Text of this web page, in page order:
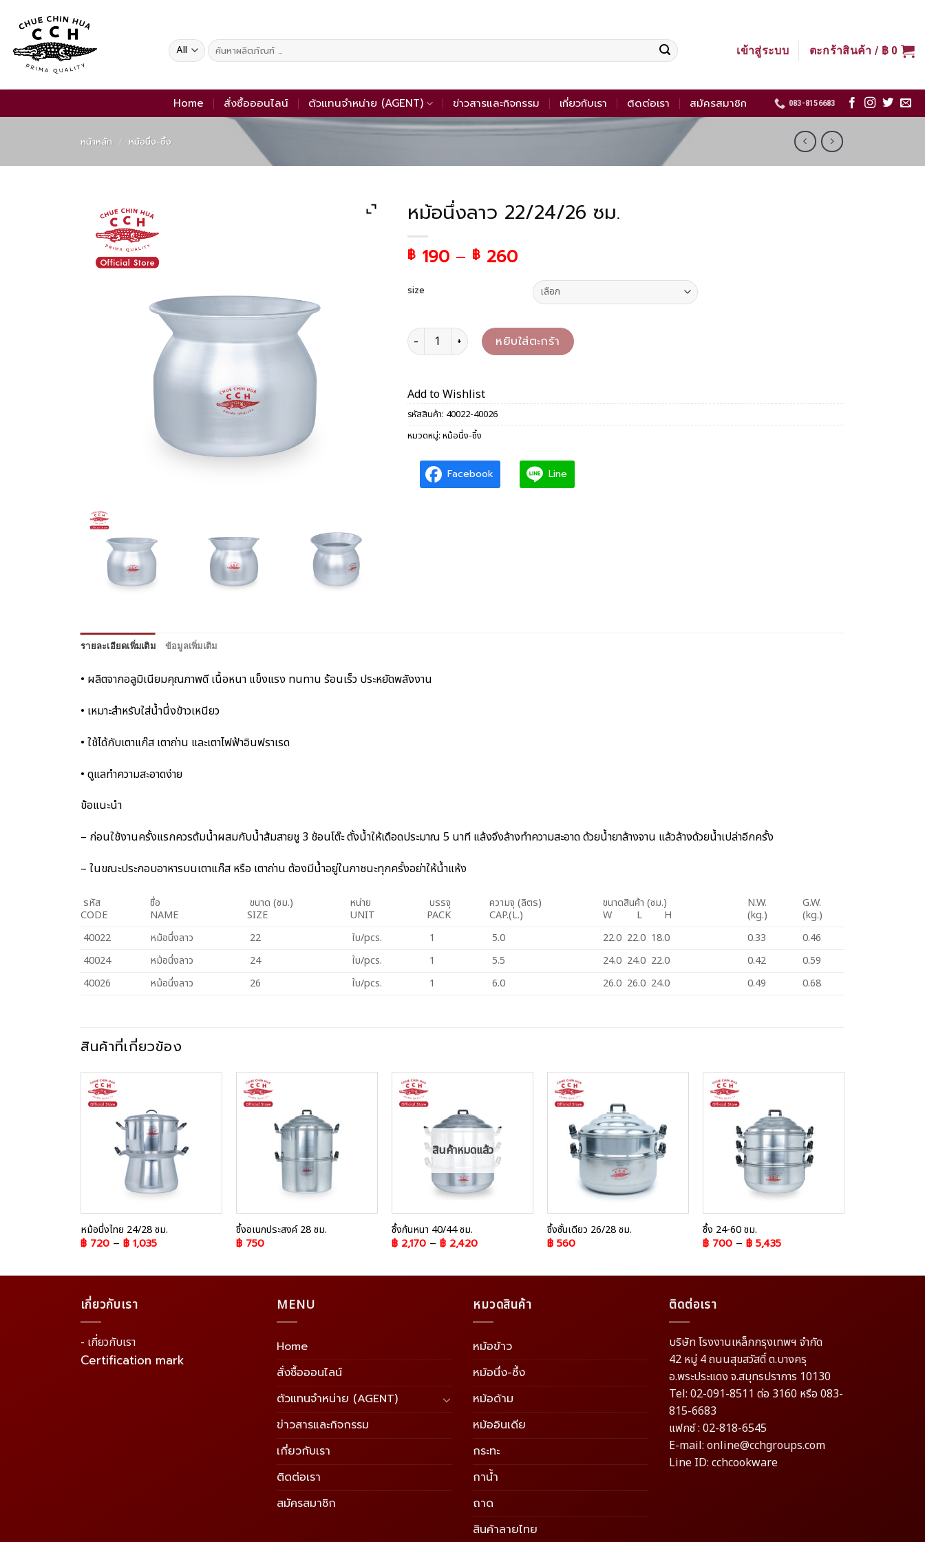
content
ค้นหา: เข้าสู่ระบบ ตะกร้าสินค้า / ฿ 0
Home สั่งซื้อออนไลน์ ตัวแทนจำหน่าย (AGENT) ข่าวสารและกิจกรรม เกี่ยวกับเรา ติดต่อเรา สมัครสมาชิก 083-8156683
หน้าหลัก / หม้อนึ่ง-ซึ้ง
หม้อนึ่งลาว 22/24/26 ซม.
฿ 190 – ฿ 260
size
จำนวน หม้อนึ่งลาว 22/24/26 ซม. ชิ้น
หยิบใส่ตะกร้า
Add to Wishlist
รหัสสินค้า: 40022-40026
หมวดหมู่: หม้อนึ่ง-ซึ้ง
Facebook Line
รายละเอียดเพิ่มเติม ข้อมูลเพิ่มเติม
• ผลิตจากอลูมิเนียมคุณภาพดี เนื้อหนา แข็งแรง ทนทาน ร้อนเร็ว ประหยัดพลังงาน
• เหมาะสำหรับใส่น้ำนึ่งข้าวเหนียว
• ใช้ได้กับเตาแก๊ส เตาถ่าน และเตาไฟฟ้าอินฟราเรด
• ดูแลทำความสะอาดง่าย
ข้อแนะนำ
– ก่อนใช้งานครั้งแรกควรต้มน้ำผสมกับน้ำส้มสายชู 3 ช้อนโต๊ะ ตั้งน้ำให้เดือดประมาณ 5 นาที แล้งจึงล้างทำความสะอาด ด้วยน้ำยาล้างจาน แล้วล้างด้วยน้ำเปล่าอีกครั้ง
– ในขณะประกอบอาหารบนเตาแก๊ส หรือ เตาถ่าน ต้องมีน้ำอยู่ในภาชนะทุกครั้งอย่าให้น้ำแห้ง
รหัส
CODE
ชื่อ
NAME
ขนาด (ซม.)
SIZE
หน่าย
UNIT
บรรจุ
PACK
ความจุ (ลิตร)
CAP.(L.)
ขนาดสินค้า (ซม.)
W L H
N.W.
(kg.)
G.W.
(kg.)
40022
หม้อนึ่งลาว 22 ใบ/pcs. 1 5.0 22.0 22.0 18.0 0.33
0.46
40024
หม้อนึ่งลาว 24 ใบ/pcs. 1 5.5 24.0 24.0 22.0 0.42
0.59
40026
หม้อนึ่งลาว 26 ใบ/pcs. 1 6.0 26.0 26.0 24.0 0.49 0.68
สินค้าที่เกี่ยวข้อง
Wishlist
หม้อนึ่งไทย 24/28 ซม.
฿720– ฿1,035
ซึ้งอเนกประสงค์ 28 ซม.
฿750
สินค้าหมดแล้ว
ซึ้งก้นหนา 40/44 ซม.
฿2,170– ฿2,420
ซึ้งชั้นเดียว 26/28 ซม.
฿560
ซึ้ง 24-60 ซม.
฿700– ฿5,435
เกี่ยวกับเรา
- เกี่ยวกับเรา
Certification mark
MENU
Home
สั่งซื้อออนไลน์
ตัวแทนจำหน่าย (AGENT)
ข่าวสารและกิจกรรม
เกี่ยวกับเรา
ติดต่อเรา
สมัครสมาชิก
หมวดสินค้า
หม้อข้าว
หม้อนึ่ง-ซึ้ง
หม้อด้าม
หม้ออินเดีย
กระทะ
กาน้ำ
ถาด
สินค้าลายไทย
ติดต่อเรา
บริษัท โรงงานเหล็กกรุงเทพฯ จำกัด
42 หมู่ 4 ถนนสุขสวัสดิ์ ต.บางครุ
อ.พระประแดง จ.สมุทรปราการ 10130
Tel: 02-091-8511 ต่อ 3160 หรือ 083-
815-6683
แฟกซ์ : 02-818-6545
E-mail: online@cchgroups.com
Line ID: cchcookware